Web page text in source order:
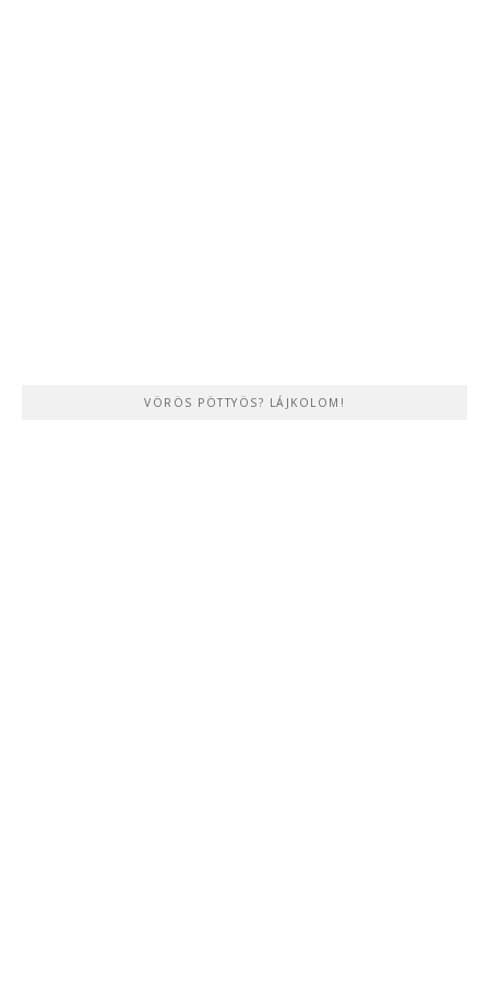
VÖRÖS PÖTTYÖS? LÁJKOLOM!